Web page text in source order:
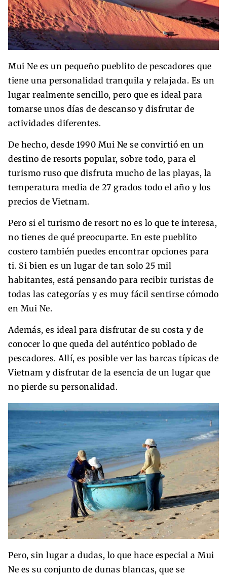
Mui Ne es un pequeño pueblito de pescadores que
tiene una personalidad tranquila y relajada. Es un
lugar realmente sencillo, pero que es ideal para
tomarse unos días de descanso y disfrutar de
actividades diferentes.
De hecho, desde 1990 Mui Ne se convirtió en un
destino de resorts popular, sobre todo, para el
turismo ruso que disfruta mucho de las playas, la
temperatura media de 27 grados todo el año y los
precios de Vietnam.
Pero si el turismo de resort no es lo que te interesa,
no tienes de qué preocuparte. En este pueblito
costero también puedes encontrar opciones para
ti. Si bien es un lugar de tan solo 25 mil
habitantes, está pensando para recibir turistas de
todas las categorías y es muy fácil sentirse cómodo
en Mui Ne.
Además, es ideal para disfrutar de su costa y de
conocer lo que queda del auténtico poblado de
pescadores. Allí, es posible ver las barcas típicas de
Vietnam y disfrutar de la esencia de un lugar que
no pierde su personalidad.
Pero, sin lugar a dudas, lo que hace especial a Mui
Ne es su conjunto de dunas blancas, que se